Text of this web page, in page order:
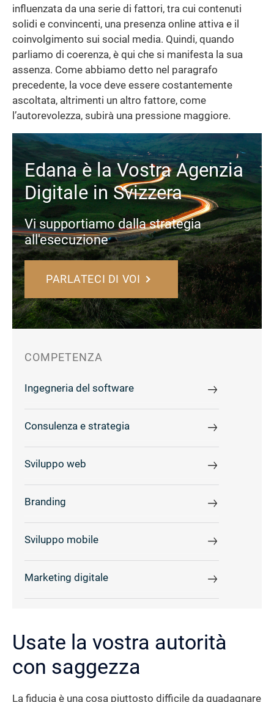
influenzata da una serie di fattori, tra cui contenuti
solidi e convincenti, una presenza online attiva e il
coinvolgimento sui social media. Quindi, quando
parliamo di coerenza, è qui che si manifesta la sua
assenza. Come abbiamo detto nel paragrafo
precedente, la voce deve essere costantemente
ascoltata, altrimenti un altro fattore, come
l’autorevolezza, subirà una pressione maggiore.
Edana è la Vostra Agenzia
Digitale in Svizzera
Vi supportiamo dalla strategia
all'esecuzione
PARLATECI DI VOI
COMPETENZA
Ingegneria del software
Consulenza e strategia
Sviluppo web
Branding
Sviluppo mobile
Marketing digitale
Usate la vostra autorità
con saggezza
La fiducia è una cosa piuttosto difficile da guadagnare